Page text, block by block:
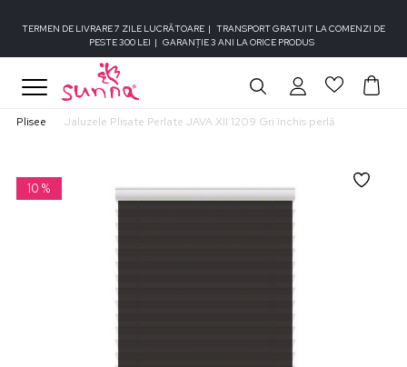
TERMEN DE LIVRARE 7 ZILE LUCRĂTOARE | TRANSPORT GRATUIT LA COMENZI DE
PESTE 300 LEI | GARANȚIE 3 ANI LA ORICE PRODUS
Plisee Jaluzele Plisate Perlate JAVA XII 1209 Gri închis perlă
10 %